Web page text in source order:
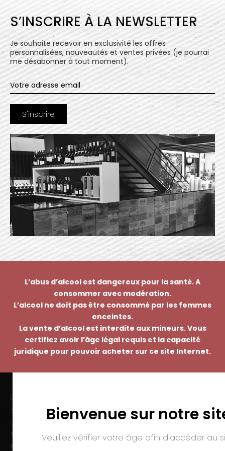
S’INSCRIRE À LA NEWSLETTER
Je souhaite recevoir en exclusivité les offres
personnalisées, nouveautés et ventes privées (je pourrai
me désabonner à tout moment).
L’abus d’alcool est dangereux pour la santé. A
consommer avec modération.
L’alcool ne doit pas être consommé par les femmes
enceintes.
La vente d’alcool est interdite aux mineurs. Vous
certifiez avoir l’âge légal requis et la capacité
juridique pour pouvoir acheter sur ce site Internet.
Bienvenue sur notre
Veuillez vérifier votre âge afin d'accéder au
EMMANUEL NASTI
7 avenue Pierre Pflimlin – ZAC Espale
Tél. :
03 89 46 50 35
Mail :